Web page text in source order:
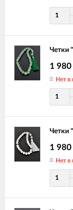
Четки
1 980
Нет в
Четки
1 980
Нет в